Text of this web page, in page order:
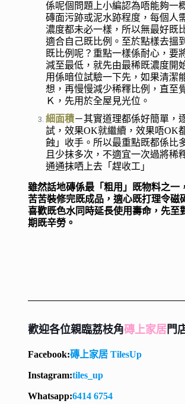
係呢個問題上小編認為唔能夠一
磚面污跡或泥水跡程度，每個人
濃度都未必一樣，所以無最好既
適合自己既比例。至於點樣去搵
既比例呢？重點一樣係耐心，要
減至最低，就先由最稀既濃度開
用係暗位試驗一下先，如果清潔
想，再慢慢減少稀釋比例，直至
Ｋ，先用於全屋見光位。
細面積－其實道理都係好簡單，
試，效果OK就繼續，效果唔OK
蝕」收手。所以最重點既都係比
且少抹多次，不適宜一次過將稀
通通抹哂上去「趕收工」
雖然話地磚係最「粗用」既物料之一
苦苦裝修完既成品，適心既打理令磁
喜歡既色水同時延長使用壽命，先至
期既辛勞。
歡迎各位親臨荔枝角磚上家居門
Facebook:磚上家居 TilesUp
Instagram:tiles_up
Whatsapp:6414 6754